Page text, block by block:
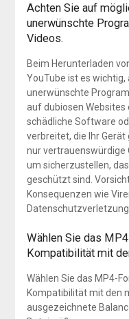
Achten Sie auf
unerwünschte
Videos.
Beim Herunterladen
YouTube ist es
unerwünschte
auf dubiosen
schädliche Software
verbreitet, die Ihr
nur vertrauenswürdige
um sicherzustellen,
geschützt sind.
Konsequenzen wie
Wählen Sie das
Kompatibilität mit
Wählen Sie das MP4-
Kompatibilität mit den
ausgezeichnete